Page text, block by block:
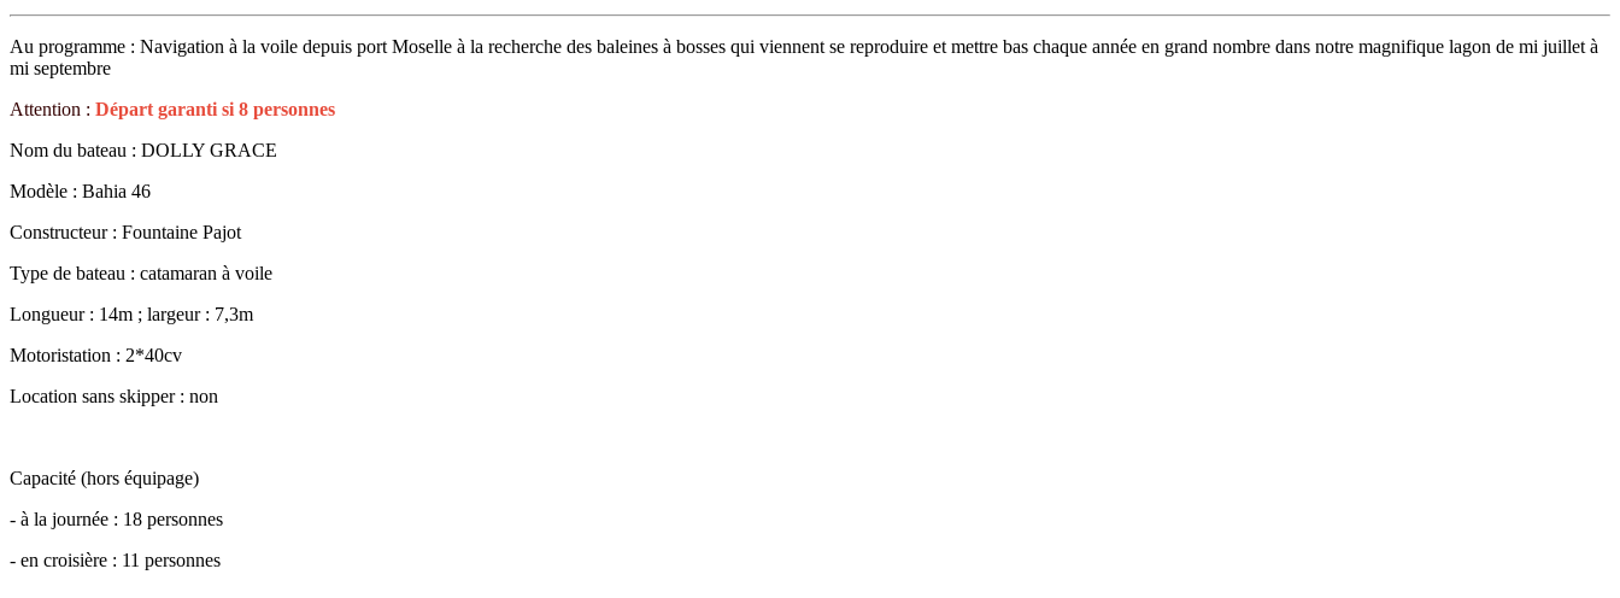
Au programme : Navigation à la voile depuis port Moselle à la recherche des baleines à bosses qui viennent se reproduire et mettre bas chaque année en grand nombre dans notre magnifique lagon de mi juillet à
mi septembre
Attention : Départ garanti si 8 personnes
Nom du bateau : DOLLY GRACE
Modèle : Bahia 46
Constructeur : Fountaine Pajot
Type de bateau : catamaran à voile
Longueur : 14m ; largeur : 7,3m
Motoristation : 2*40cv
Location sans skipper : non
Capacité (hors équipage)
- à la journée : 18 personnes
- en croisière : 11 personnes